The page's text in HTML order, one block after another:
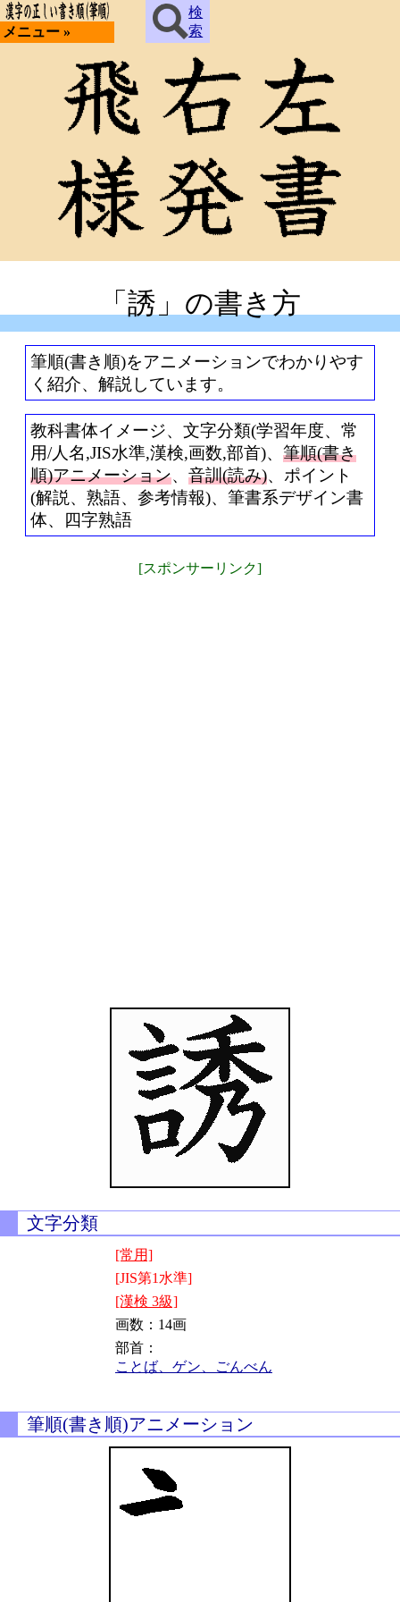
メニュー »
検
索
「誘」の書き方
筆順(書き順)をアニメーションでわかりやす
く紹介、解説しています。
教科書体イメージ、文字分類(学習年度、常
用/人名,JIS水準,漢検,画数,部首)、 筆順(書き
順)アニメーション、 音訓(読み)、ポイント
(解説、熟語、参考情報)、筆書系デザイン書
体、四字熟語
[スポンサーリンク]
文字分類
[常用]
[JIS第1水準]
[漢検 3級]
画数：14画
部首：
ことば、ゲン、ごんべん
筆順(書き順)アニメーション